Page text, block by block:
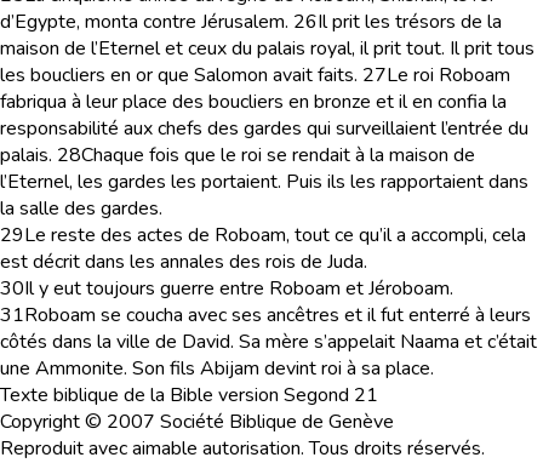
d’Egypte, monta contre Jérusalem. 26Il prit les trésors de la
maison de l’Eternel et ceux du palais royal, il prit tout. Il prit tous
les boucliers en or que Salomon avait faits. 27Le roi Roboam
fabriqua à leur place des boucliers en bronze et il en confia la
responsabilité aux chefs des gardes qui surveillaient l’entrée du
palais. 28Chaque fois que le roi se rendait à la maison de
l’Eternel, les gardes les portaient. Puis ils les rapportaient dans
la salle des gardes.
29Le reste des actes de Roboam, tout ce qu’il a accompli, cela
est décrit dans les annales des rois de Juda.
30Il y eut toujours guerre entre Roboam et Jéroboam.
31Roboam se coucha avec ses ancêtres et il fut enterré à leurs
côtés dans la ville de David. Sa mère s’appelait Naama et c’était
une Ammonite. Son fils Abijam devint roi à sa place.
Texte biblique de la Bible version Segond 21
Copyright © 2007 Société Biblique de Genève
Reproduit avec aimable autorisation. Tous droits réservés.